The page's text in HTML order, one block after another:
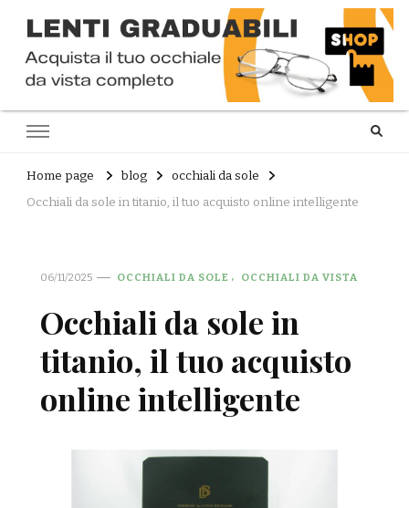
Home page blog
occhiali da sole
Occhiali da sole in titanio, il tuo acquisto online intelligente
06/11/2025 OCCHIALI DA SOLE OCCHIALI DA VISTA
Occhiali da sole in
titanio, il tuo acquisto
online intelligente